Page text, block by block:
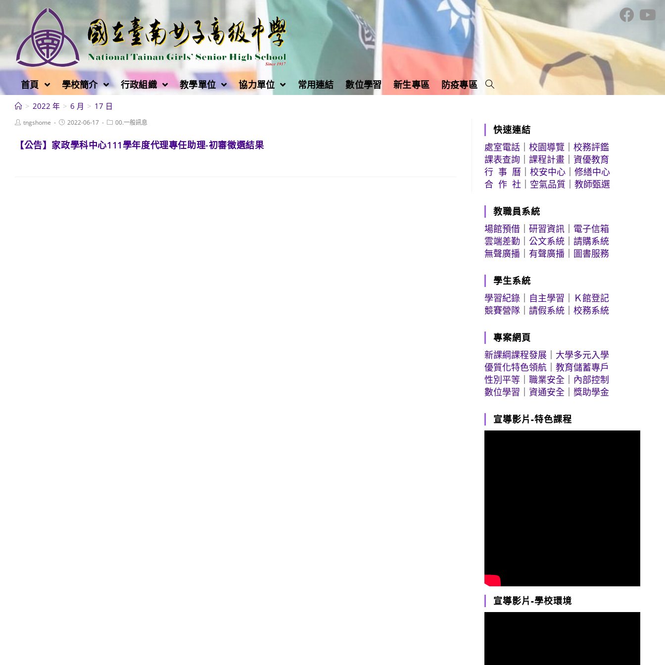
轉
至
容
首頁 學校簡介 行政組織 教學單位 協力單位 常用連結 數位學習 新生專區 防疫專區
> 2022 年 > 6 月 > 17 日
Posttngshome
Post2022-06-17
Post00.一般訊息
【公告】家政學科中心111學年度代理專任助理-初審徵選結果
快速連結
處室電話 ｜校園導覽 ｜校務評鑑
課表查詢 ｜課程計畫 ｜資優教育
行 事 曆 ｜校安中心 ｜修繕中心
合 作 社
空氣品質 ｜教師甄選
教職員系統
場館預借 ｜研習資訊
電子信箱
雲端差勤 ｜公文系統 ｜請購系統
無聲廣播
有聲廣播 圖書服務
學生系統
學習紀錄
自主學習
Ｋ館登記
競賽營隊 ｜請假系統 ｜校務系統
專案網頁
新課綱課程發展
大學多元入學
優質化特色領航 ｜教育儲蓄專戶
性別平等 ｜職業安全
內部控制
數位學習 ｜資通安全 ｜獎助學金
宣導影片-特色課程
宣導影片-學校環境